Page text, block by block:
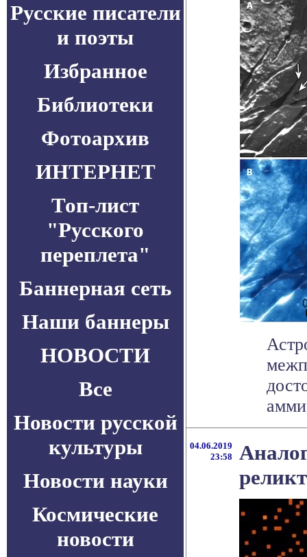
Русские писатели
и поэты
Избранное
Библиотеки
Фотоархив
ИНТЕРНЕТ
Топ-лист
"Русского
переплета"
Баннерная сеть
Наши баннеры
НОВОСТИ
Все
Новости русской
культуры
Новости науки
Космические
новости
04.06.2019
23:58